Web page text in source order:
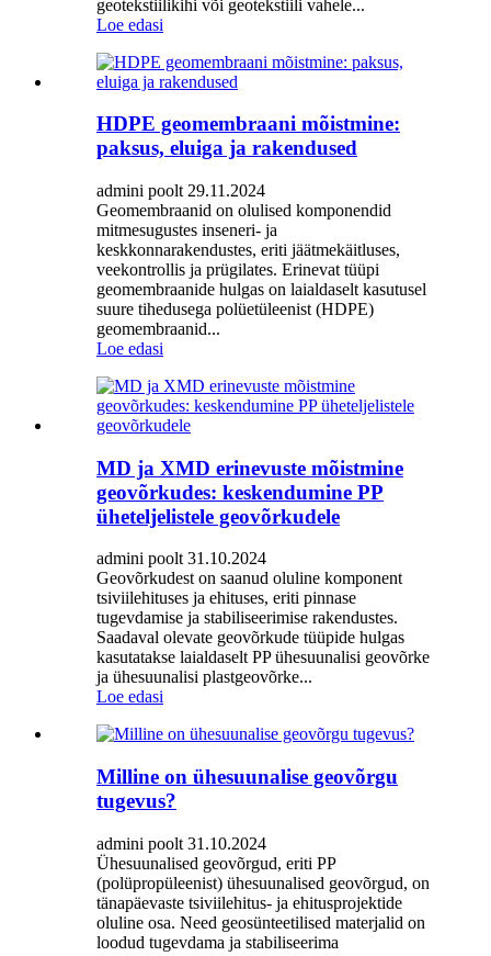
geotekstiilikihi või geotekstiili vahele...
Loe edasi
HDPE geomembraani mõistmine:
paksus, eluiga ja rakendused
admini poolt 29.11.2024
Geomembraanid on olulised komponendid
mitmesugustes inseneri- ja
keskkonnarakendustes, eriti jäätmekäitluses,
veekontrollis ja prügilates. Erinevat tüüpi
geomembraanide hulgas on laialdaselt kasutusel
suure tihedusega polüetüleenist (HDPE)
geomembraanid...
Loe edasi
MD ja XMD erinevuste mõistmine
geovõrkudes: keskendumine PP
üheteljelistele geovõrkudele
admini poolt 31.10.2024
Geovõrkudest on saanud oluline komponent
tsiviilehituses ja ehituses, eriti pinnase
tugevdamise ja stabiliseerimise rakendustes.
Saadaval olevate geovõrkude tüüpide hulgas
kasutatakse laialdaselt PP ühesuunalisi geovõrke
ja ühesuunalisi plastgeovõrke...
Loe edasi
Milline on ühesuunalise geovõrgu
tugevus?
admini poolt 31.10.2024
Ühesuunalised geovõrgud, eriti PP
(polüpropüleenist) ühesuunalised geovõrgud, on
tänapäevaste tsiviilehitus- ja ehitusprojektide
oluline osa. Need geosünteetilised materjalid on
loodud tugevdama ja stabiliseerima